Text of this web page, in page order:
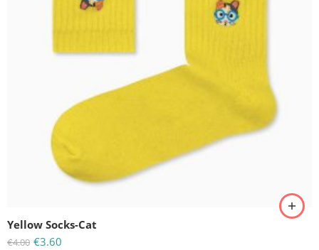
Yellow Socks-Cat
€4.00 €3.60